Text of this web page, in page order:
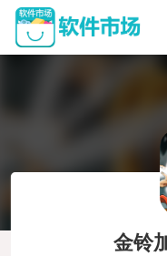
金铃